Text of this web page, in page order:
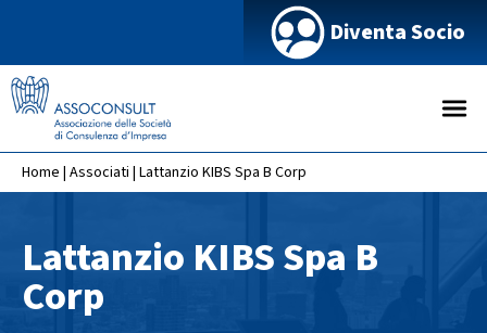
Diventa Socio
Home | Associati | Lattanzio KIBS Spa B Corp
Lattanzio KIBS Spa B
Corp